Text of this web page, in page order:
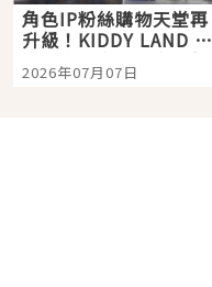
角色IP粉絲購物天堂再
升級！KIDDY LAND 原
宿店吉伊卡哇迎客，新
開幕 OMOKADO 店3分
2026年07月07日